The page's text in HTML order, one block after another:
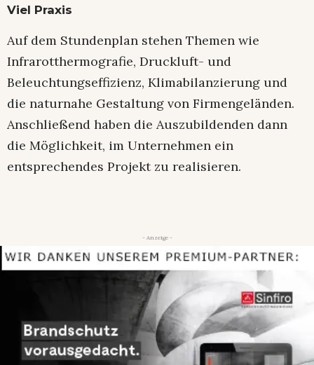
Viel Praxis
Auf dem Stundenplan stehen Themen wie
Infrarotthermografie, Druckluft- und
Beleuchtungseffizienz, Klimabilanzierung und
die naturnahe Gestaltung von Firmengeländen.
Anschließend haben die Auszubildenden dann
die Möglichkeit, im Unternehmen ein
entsprechendes Projekt zu realisieren.
- Anzeige -